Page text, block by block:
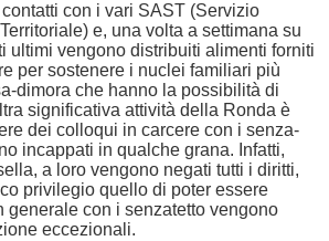
con i vari SAST (Servizio
e, una volta a settimana su
ultimi vengono distribuiti alimenti forniti
per sostenere i nuclei familiari più
dimora che hanno la possibilità di
significativa attività della Ronda è
dei colloqui in carcere con i senza-
incappati in qualche grana. Infatti,
a loro vengono negati tutti i diritti,
privilegio quello di poter essere
generale con i senzatetto vengono
eccezionali.